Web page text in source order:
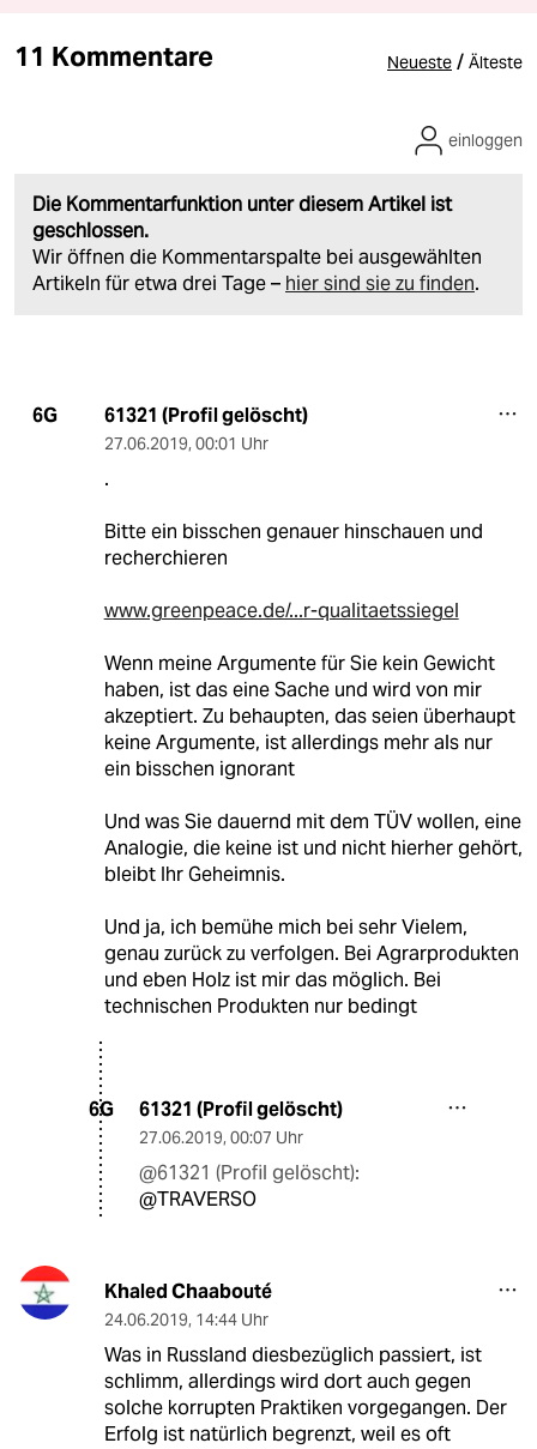
11 Kommentare Neueste / Älteste
Die Kommentarfunktion unter diesem Artikel ist
geschlossen.
Wir öffnen die Kommentarspalte bei ausgewählten
Artikeln für etwa drei Tage – hier sind sie zu finden.
einloggen
6G 61321 (Profil gelöscht)
27.06.2019, 00:01 Uhr
.
Bitte ein bisschen genauer hinschauen und
recherchieren
www.greenpeace.de/...r-qualitaetssiegel
Wenn meine Argumente für Sie kein Gewicht
haben, ist das eine Sache und wird von mir
akzeptiert. Zu behaupten, das seien überhaupt
keine Argumente, ist allerdings mehr als nur
ein bisschen ignorant
Und was Sie dauernd mit dem TÜV wollen, eine
Analogie, die keine ist und nicht hierher gehört,
bleibt Ihr Geheimnis.
Und ja, ich bemühe mich bei sehr Vielem,
genau zurück zu verfolgen. Bei Agrarprodukten
und eben Holz ist mir das möglich. Bei
technischen Produkten nur bedingt
6G 61321 (Profil gelöscht)
27.06.2019, 00:07 Uhr
@61321 (Profil gelöscht):
@TRAVERSO
Khaled Chaabouté
24.06.2019, 14:44 Uhr
Was in Russland diesbezüglich passiert, ist
schlimm, allerdings wird dort auch gegen
solche korrupten Praktiken vorgegangen. Der
Erfolg ist natürlich begrenzt, weil es oft